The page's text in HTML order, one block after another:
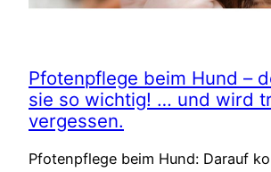
Pfotenpflege beim Hund –
sie so wichtig! … und wird
vergessen.
Pfotenpflege beim Hund: Darauf